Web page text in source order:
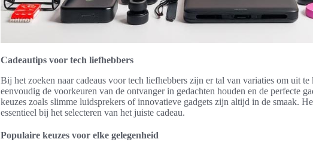
Cadeautips voor tech liefhebbers
Bij het zoeken naar cadeaus voor tech liefhebbers zijn er tal van variaties om uit
eenvoudig de voorkeuren van de ontvanger in gedachten houden en de perfecte
keuzes zoals slimme luidsprekers of innovatieve gadgets zijn altijd in de smaak.
essentieel bij het selecteren van het juiste cadeau.
Populaire keuzes voor elke gelegenheid